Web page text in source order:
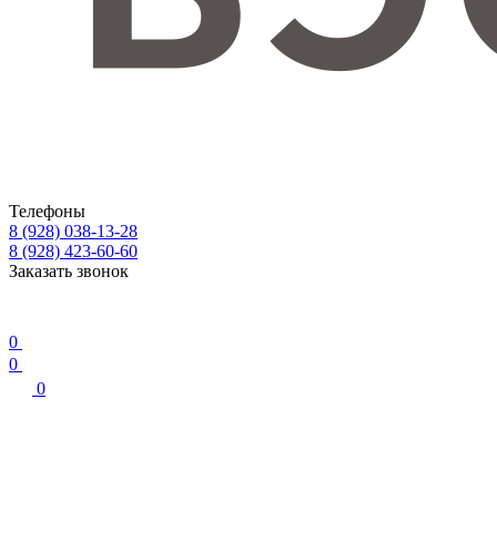
Телефоны
8 (928) 038-13-28
8 (928) 423-60-60
Заказать звонок
0
0
0